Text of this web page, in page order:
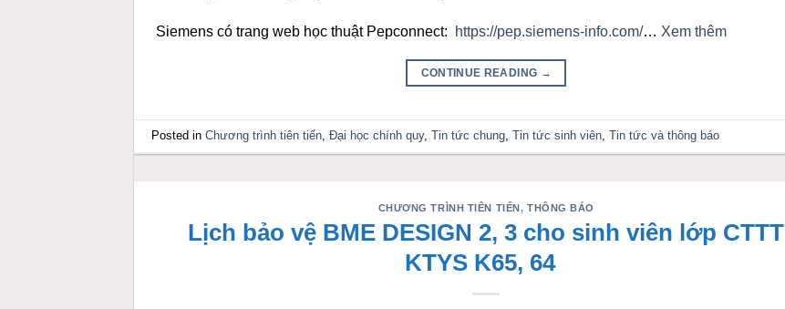
Siemens có trang web học thuật Pepconnect: https://pep.siemens-info.com/… Xem thêm
CONTINUE READING →
Posted inChương trình tiên tiến ,Đại học chính quy,Tin tức chung ,Tin tức sinh viên ,Tin tức và thông báo
CHƯƠNG TRÌNH TIÊN TIẾN, THÔNG BÁO
Lịch bảo vệ BME DESIGN 2, 3 cho sinh viên lớp CTTT
KTYS K65, 64